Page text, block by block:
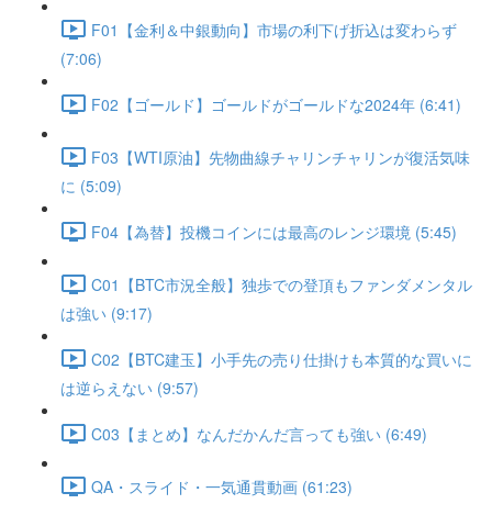
F01【金利＆中銀動向】市場の利下げ折込は変わらず
(7:06)
F02【ゴールド】ゴールドがゴールドな2024年 (6:41)
F03【WTI原油】先物曲線チャリンチャリンが復活気味
に (5:09)
F04【為替】投機コインには最高のレンジ環境 (5:45)
C01【BTC市況全般】独歩での登頂もファンダメンタル
は強い (9:17)
C02【BTC建玉】小手先の売り仕掛けも本質的な買いに
は逆らえない (9:57)
C03【まとめ】なんだかんだ言っても強い (6:49)
QA・スライド・一気通貫動画 (61:23)